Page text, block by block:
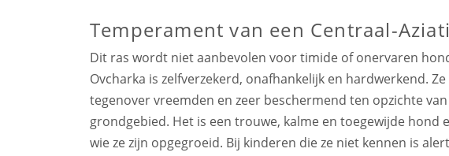
Temperament van een Centraal-
Dit ras wordt niet aanbevolen voor timide of onervaren
Ovcharka is zelfverzekerd, onafhankelijk en hardwerkend.
tegenover vreemden en zeer beschermend ten opzichte
grondgebied. Het is een trouwe, kalme en toegewijde hond
wie ze zijn opgegroeid. Bij kinderen die ze niet kennen is